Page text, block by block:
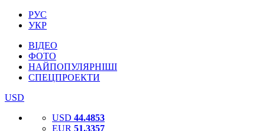
РУС
УКР
ВІДЕО
ФОТО
НАЙПОПУЛЯРНІШІ
СПЕЦПРОЕКТИ
USD
USD 44.4853
EUR 51.3357